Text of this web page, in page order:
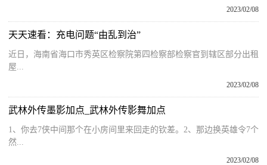
2023/02/08
天天速看：充电问题“由乱到治”
近日，海南省海口市秀英区检察院第四检察部检察官到辖区部分出租
屋...
2023/02/08
武林外传墨影加点_武林外传影舞加点
1、你去7侠中间那个在小房间里来回走的钦差。2、那边换英雄令7个
然...
2023/02/08